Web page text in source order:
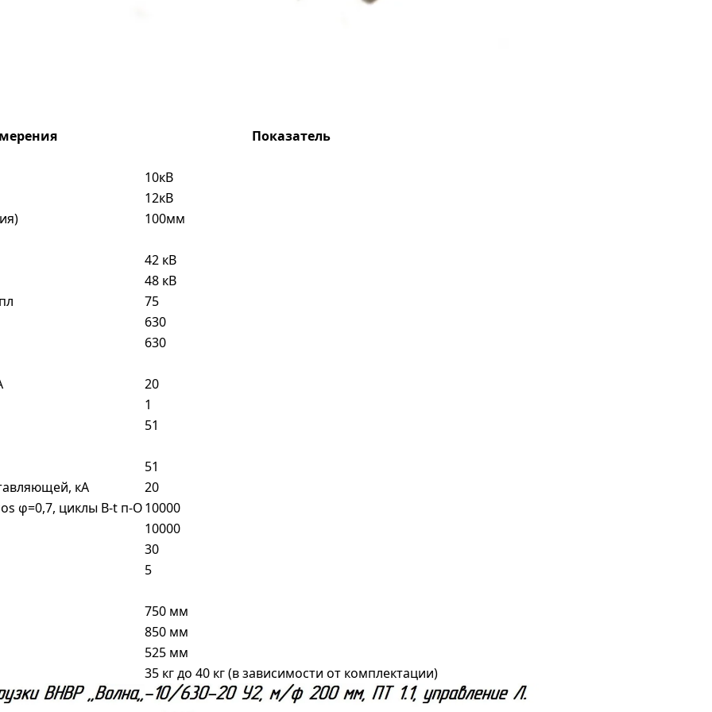
Показатель
10кВ
12кВ
100мм
42 кВ
48 кВ
75
630
630
20
1
51
51
кА
20
φ=0,7, циклы В-t п-О10000
10000
30
5
750 мм
850 мм
525 мм
35 кг до 40 кг (в зависимости от комплектации)